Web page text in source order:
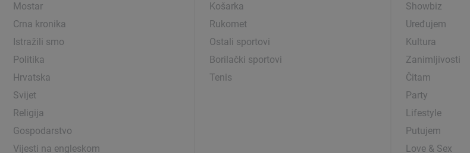
Mostar
Crna kronika
Istražili smo
Politika
Hrvatska
Svijet
Religija
Gospodarstvo
Vijesti na engleskom
Košarka
Rukomet
Ostali sportovi
Borilački sportovi
Tenis
Showbiz
Uređujem
Kultura
Zanimljivosti
Čitam
Party
Lifestyle
Putujem
Love & Sex